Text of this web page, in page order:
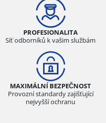
PROFESIONALITA
Síť odborníků k vašim službám
MAXIMÁLNÍ BEZPEČNOST
Provozní standardy zajišťující
nejvyšší ochranu